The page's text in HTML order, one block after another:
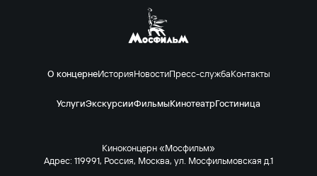
О концернеИсторияНовостиПресс-службаКонтакты
УслугиЭкскурсииФильмыКинотеатрГостиница
Киноконцерн «Мосфильм»
Адрес: 119991, Россия, Москва, ул. Мосфильмовская д.1